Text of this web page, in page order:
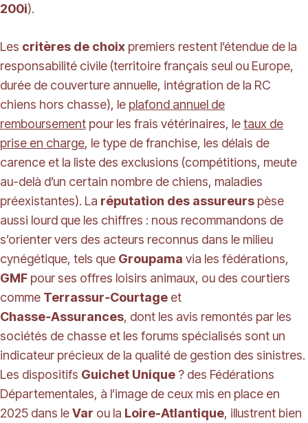
200i).
Les critères de choix premiers restent l’étendue de la
responsabilité civile (territoire français seul ou Europe,
durée de couverture annuelle, intégration de la RC
chiens hors chasse), le plafond annuel de
remboursement pour les frais vétérinaires, letaux de
prise en charge, le type de franchise, les délais de
carence et la liste des exclusions (compétitions, meute
au-delà d’un certain nombre de chiens, maladies
préexistantes). La réputation des assureurs pèse
aussi lourd que les chiffres : nous recommandons de
s’orienter vers des acteurs reconnus dans le milieu
cynégétique, tels que Groupama via les fédérations,
GMF pour ses offres loisirs animaux, ou des courtiers
comme Terrassur‑Courtage et
Chasse‑Assurances, dont les avis remontés par les
sociétés de chasse et les forums spécialisés sont un
indicateur précieux de la qualité de gestion des sinistres.
Les dispositifs Guichet Unique ? des Fédérations
Départementales, à l’image de ceux mis en place en
2025 dans leVar ou la Loire-Atlantique, illustrent bien